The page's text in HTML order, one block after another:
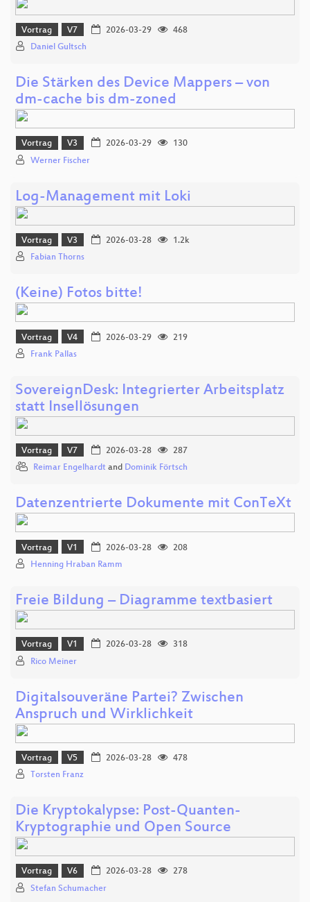
Vortrag V7 2026-03-29
468
Daniel Gultsch
Die Stärken des Device Mappers – von
dm-cache bis dm-zoned
Vortrag V3 2026-03-29
130
Werner Fischer
Log-Management mit Loki
Vortrag V3 2026-03-28
1.2k
Fabian Thorns
(Keine) Fotos bitte!
Vortrag V4 2026-03-29
219
Frank Pallas
SovereignDesk: Integrierter Arbeitsplatz
statt Insellösungen
Vortrag V7 2026-03-28
287
Reimar Engelhardt and Dominik Förtsch
Datenzentrierte Dokumente mit ConTeXt
Vortrag V1 2026-03-28
208
Henning Hraban Ramm
Freie Bildung – Diagramme textbasiert
Vortrag V1 2026-03-28
318
Rico Meiner
Digitalsouveräne Partei? Zwischen
Anspruch und Wirklichkeit
Vortrag V5 2026-03-28
478
Torsten Franz
Die Kryptokalypse: Post-Quanten-
Kryptographie und Open Source
Vortrag V6 2026-03-28
278
Stefan Schumacher